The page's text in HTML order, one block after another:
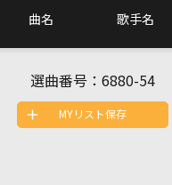
曲名 歌手名
選曲番号： 6880-54
MYリスト保存